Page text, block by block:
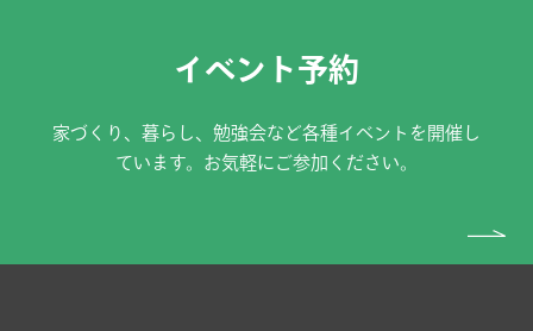
イベント予約
家づくり、暮らし、勉強会など各種イベントを開催し
ています。お気軽にご参加ください。